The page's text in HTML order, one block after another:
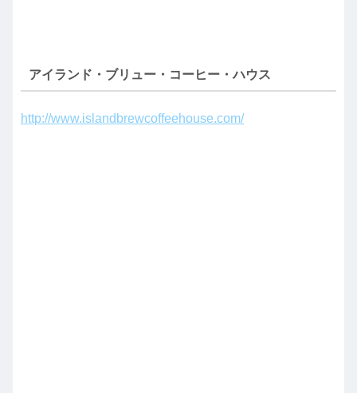
アイランド・ブリュー・コーヒー・ハウス
http://www.islandbrewcoffeehouse.com/